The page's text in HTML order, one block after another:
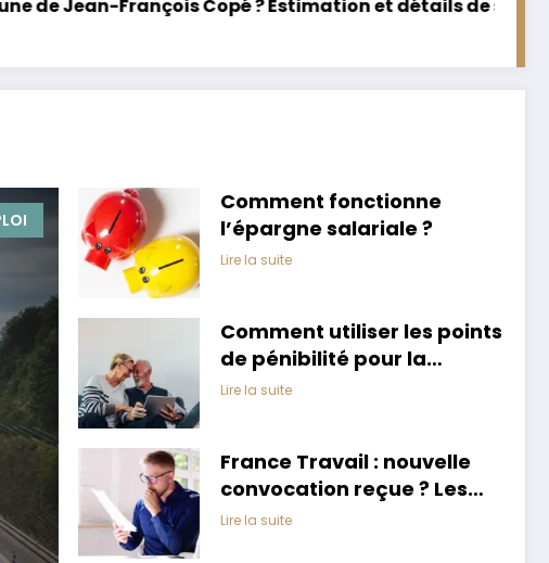
Estimation et détails de son patrimoine Lettre ouverte
Comment fonctionne
l’épargne salariale ?
Lire la suite
Comment utiliser les points
de pénibilité pour la
retraite ?
Lire la suite
France Travail : nouvelle
convocation reçue ? Les
raisons, la procédure pour
Lire la suite